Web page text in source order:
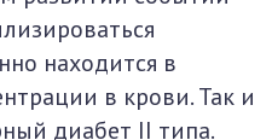
находится в
в крови. Так и
диабет II типа.